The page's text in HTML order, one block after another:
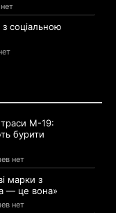
соціальною
М-19:
бурити
нет
марки з
— це вона»
нет